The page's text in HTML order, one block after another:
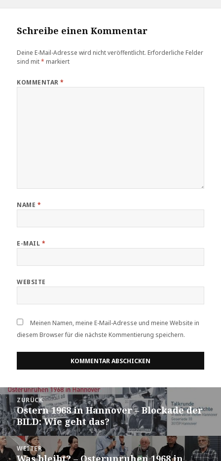
Schreibe einen Kommentar
Deine E-Mail-Adresse wird nicht veröffentlicht. Erforderliche Felder
sind mit* markiert
KOMMENTAR*
NAME *
E-MAIL *
WEBSITE
Meinen Namen, meine E-Mail-Adresse und meine Website in
diesem Browser für die nächste Kommentierung speichern.
Beitrags-
Navigation
ZURÜCK
Vorheriger
Beitrag:
Ostern 1968 in Hannover – Blockade der
BILD: Wie geht das?
WEITER
Nächster